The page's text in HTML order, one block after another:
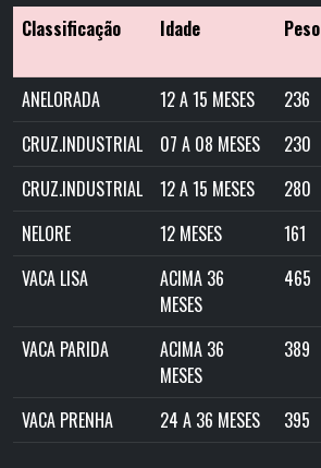
Classificação Idade Peso
ANELORADA
12 A 15 MESES 236
CRUZ.INDUSTRIAL
07 A 08 MESES 230
CRUZ.INDUSTRIAL
12 A 15 MESES 280
NELORE
12 MESES 161
VACA LISA
ACIMA 36
MESES
465
VACA PARIDA
ACIMA 36
MESES
389
VACA PRENHA 24 A 36 MESES 395